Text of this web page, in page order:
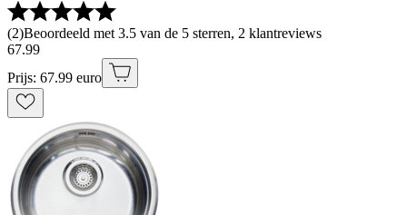
(2)Beoordeeld met 3.5 van de 5 sterren, 2 klantreviews
67.99
Prijs: 67.99 euro